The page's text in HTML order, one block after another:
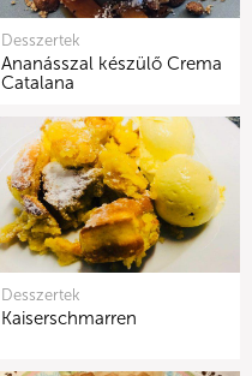
Desszertek
Ananásszal készülő Crema
Catalana
Desszertek
Kaiserschmarren